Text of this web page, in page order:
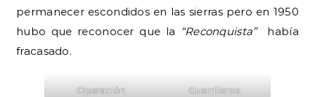
permanecer escondidos en las sierras pero en 1950
hubo que reconocer que la
“Reconquista”había
fracasado.
Operación
Guerrilleros